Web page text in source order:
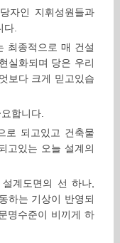
자인 지휘성원들과
.
최종적으로 매 건설
실화되며 당은 우리
보다 크게 믿고있습
합니다.
로 되고있고 건축물
고있는 오늘 설계의
계도면의 선 하나,
하는 기상이 반영되
명수준이 비끼게 하